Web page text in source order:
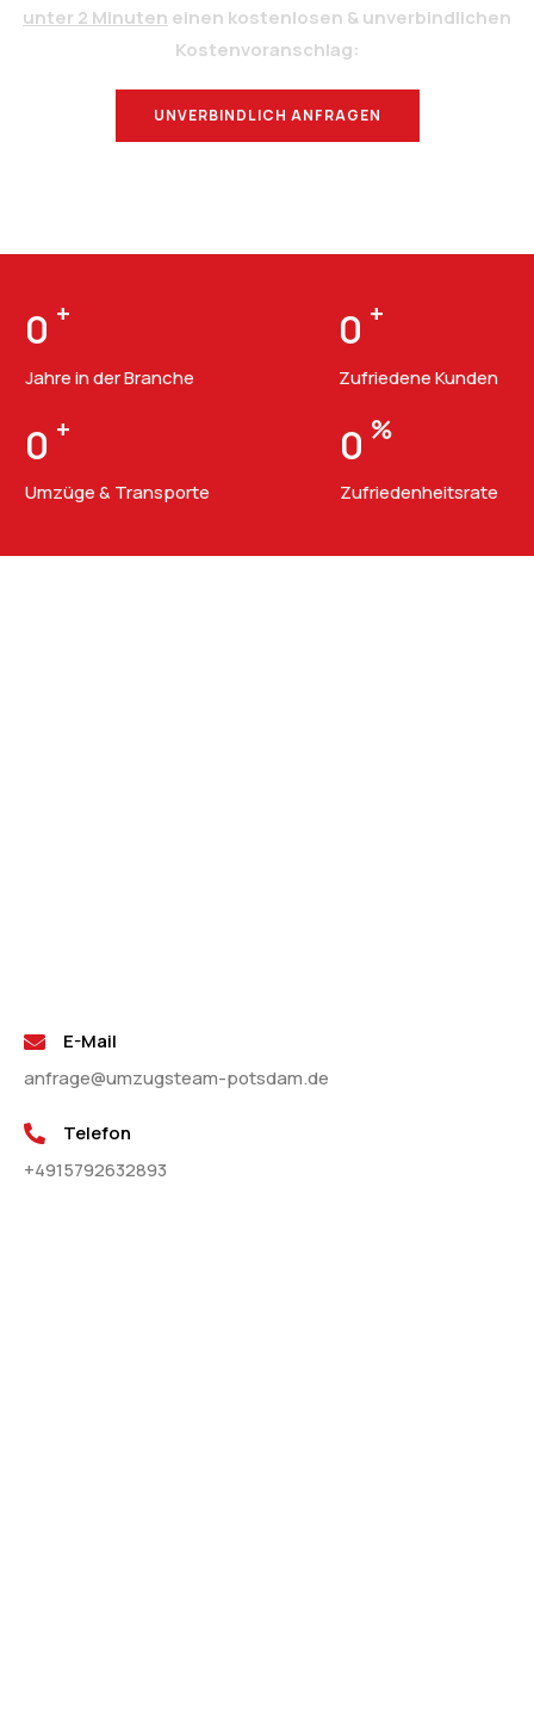
unter 2 Minuten einen kostenlosen & unverbindlichen
Kostenvoranschlag:
UNVERBINDLICH ANFRAGEN
0 +
Jahre in der Branche
0 +
Zufriedene Kunden
0 +
Umzüge & Transporte
0 %
Zufriedenheitsrate
E-Mail
anfrage@umzugsteam-potsdam.de
Telefon
+4915792632893